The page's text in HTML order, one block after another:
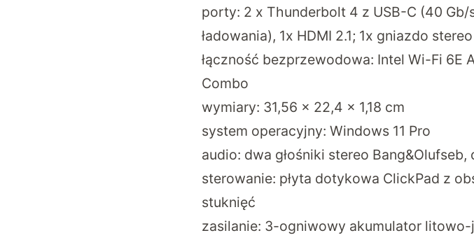
porty: 2 x Thunderbolt 4 z USB-C (40 Gb/
ładowania), 1x HDMI 2.1; 1x gniazdo
łączność bezprzewodowa: Intel Wi-Fi 6E
Combo
wymiary: 31,56 × 22,4 × 1,18 cm
system operacyjny: Windows 11 Pro
audio: dwa głośniki stereo
sterowanie: płyta dotykowa ClickPad z
stuknięć
zasilanie: 3-ogniwowy akumulator litowo-